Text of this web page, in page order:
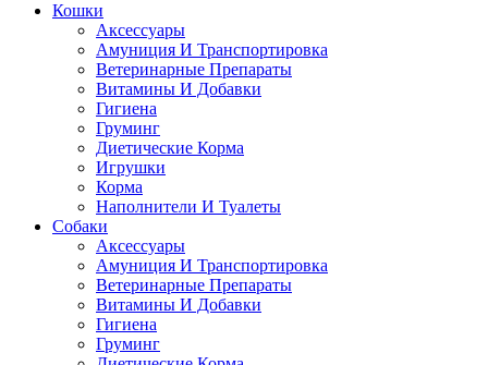
Кошки
Аксессуары
Амуниция И Транспортировка
Ветеринарные Препараты
Витамины И Добавки
Гигиена
Груминг
Диетические Корма
Игрушки
Корма
Наполнители И Туалеты
Собаки
Аксессуары
Амуниция И Транспортировка
Ветеринарные Препараты
Витамины И Добавки
Гигиена
Груминг